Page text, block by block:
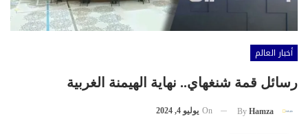
أخبار العالم
رسائل قمة شنغهاي.. نهاية الهيمنة الغربية
By Hamza
On يوليو 4, 2024